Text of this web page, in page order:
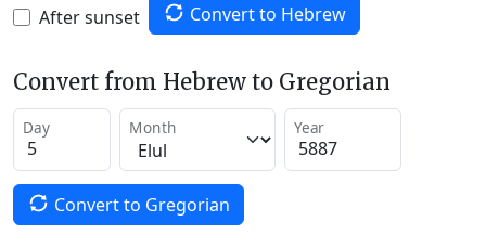
After sunset Convert to Hebrew
Convert from Hebrew to Gregorian
Day Month Year
Convert to Gregorian